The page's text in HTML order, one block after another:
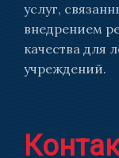
услуг,
внедрением
качества для
учреждений.